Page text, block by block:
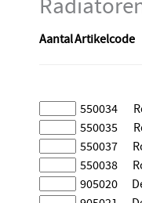
AantalArtikelcode
550034
550035
550037
550038
905020